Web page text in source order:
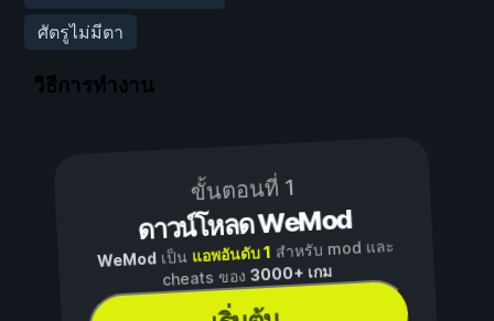
ศัตรูไม่มีตา
วิธีการทำงาน
ขั้นตอนที่ 1
ดาวน์โหลด WeMod
WeModเป็น แอพอันดับ 1 สำหรับ mod และ
cheats ของ3000+ เกม